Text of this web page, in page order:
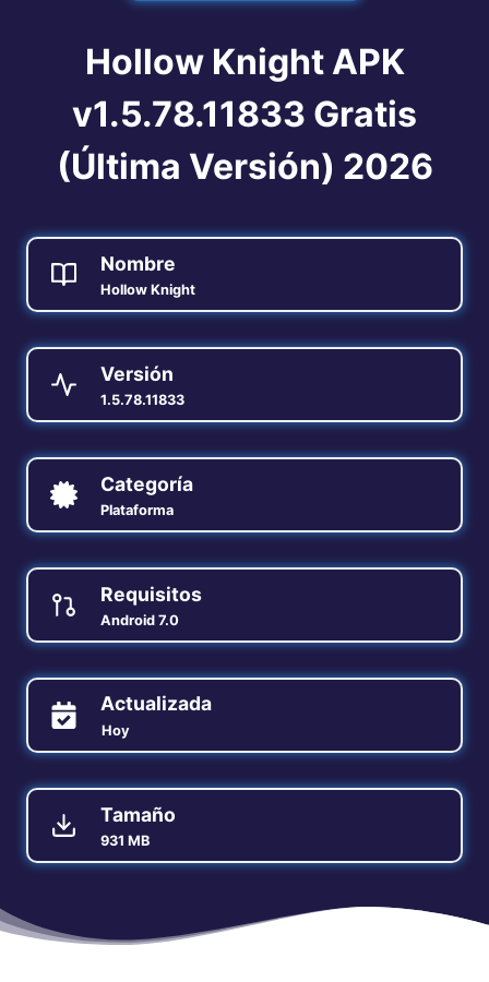
Hollow Knight APK
v1.5.78.11833 Gratis
(Última Versión) 2026
Nombre
Hollow Knight
Versión
1.5.78.11833
Categoría
Plataforma
Requisitos
Android 7.0
Actualizada
Hoy
Tamaño
931 MB